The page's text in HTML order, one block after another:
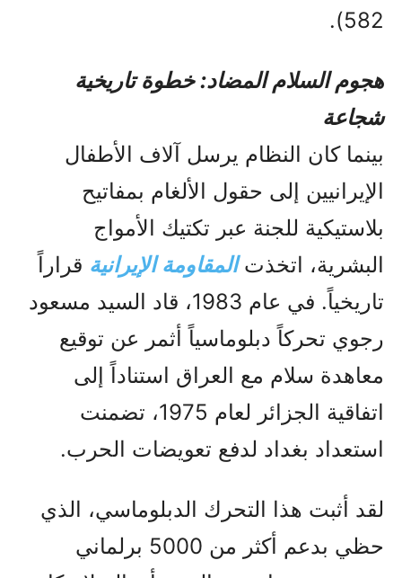
582).
هجوم السلام المضاد: خطوة تاريخية
شجاعة
بينما كان النظام يرسل آلاف الأطفال
الإيرانيين إلى حقول الألغام بمفاتيح
بلاستيكية للجنة عبر تكتيك الأمواج
البشرية، اتخذتالمقاومة الإيرانية قراراً
تاريخياً. في عام 1983، قاد السيد مسعود
رجوي تحركاً دبلوماسياً أثمر عن توقيع
معاهدة سلام مع العراق استناداً إلى
اتفاقية الجزائر لعام 1975، تضمنت
استعداد بغداد لدفع تعويضات الحرب.
لقد أثبت هذا التحرك الدبلوماسي، الذي
حظي بدعم أكثر من 5000 برلماني